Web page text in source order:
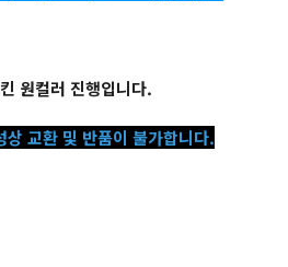
원컬러 진행입니다.
상 교환 및 반품이 불가합니다.